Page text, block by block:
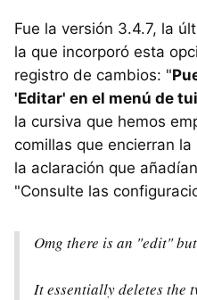
Fue la versión 3.4.7, la
la que incorporó esta
registro de cambios: "
'Editar' en el menú de
la cursiva que hemos
comillas que encierran la
la aclaración que
"Consulte las
Omg there is an "edit"
It essentially deletes the